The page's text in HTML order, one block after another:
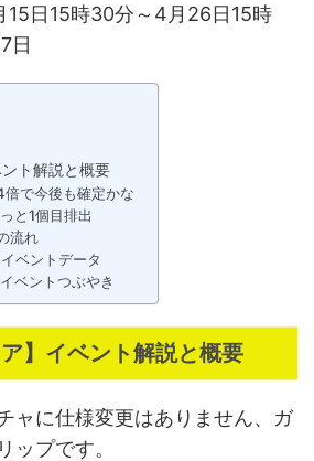
15日15時30分～4月26日15時
日
ント解説と概要
で今後も確定かな
と1個目排出
流れ
ベントデータ
ベントつぶやき
ア】イベント解説と概要
ャに仕様変更はありません、ガ
ップです。